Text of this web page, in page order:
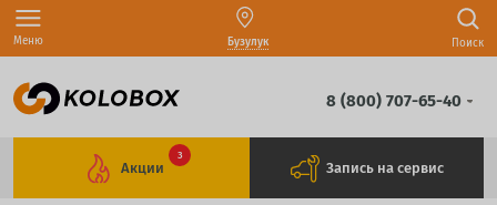
Меню Бузулук Поиск
8 (800) 707-65-40
Акции
3
Запись на сервис